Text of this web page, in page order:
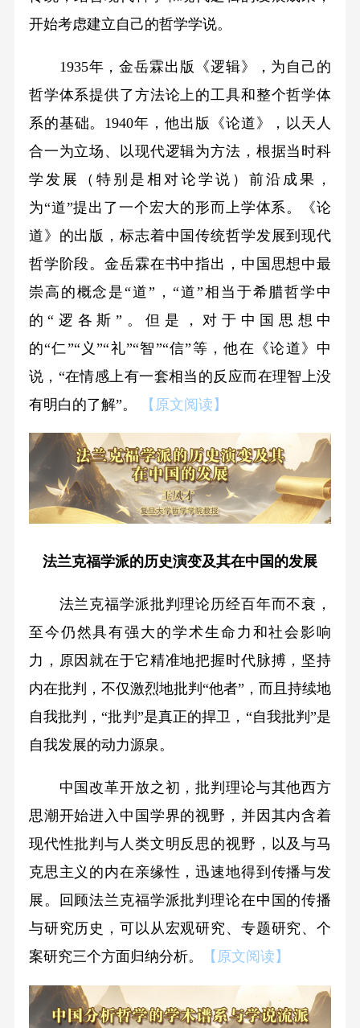
开始考虑建立自己的哲学学说。
1935年，金岳霖出版《逻辑》，为自己的
哲学体系提供了方法论上的工具和整个哲学体
系的基础。1940年，他出版《论道》，以天人
合一为立场、以现代逻辑为方法，根据当时科
学发展（特别是相对论学说）前沿成果，
为“道”提出了一个宏大的形而上学体系。《论
道》的出版，标志着中国传统哲学发展到现代
哲学阶段。金岳霖在书中指出，中国思想中最
崇高的概念是“道”，“道”相当于希腊哲学中
的“逻各斯”。但是，对于中国思想中
的“仁”“义”“礼”“智”“信”等，他在《论道》中
说，“在情感上有一套相当的反应而在理智上没
有明白的了解”。
【原文阅读】
法兰克福学派的历史演变及其在中国的发展
法兰克福学派批判理论历经百年而不衰，
至今仍然具有强大的学术生命力和社会影响
力，原因就在于它精准地把握时代脉搏，坚持
内在批判，不仅激烈地批判“他者”，而且持续地
自我批判，“批判”是真正的捍卫，“自我批判”是
自我发展的动力源泉。
中国改革开放之初，批判理论与其他西方
思潮开始进入中国学界的视野，并因其内含着
现代性批判与人类文明反思的视野，以及与马
克思主义的内在亲缘性，迅速地得到传播与发
展。回顾法兰克福学派批判理论在中国的传播
与研究历史，可以从宏观研究、专题研究、个
案研究三个方面归纳分析。
【原文阅读】